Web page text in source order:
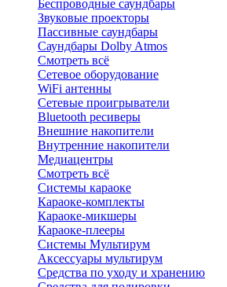
Беспроводные саундбары
Звуковые проекторы
Пассивные саундбары
Саундбары Dolby Atmos
Смотреть всё
Сетевое оборудование
WiFi антенны
Сетевые проигрыватели
Bluetooth ресиверы
Внешние накопители
Внутренние накопители
Медиацентры
Смотреть всё
Системы караоке
Караоке-комплекты
Караоке-микшеры
Караоке-плееры
Системы Мультирум
Аксессуары мультирум
Средства по уходу и хранению